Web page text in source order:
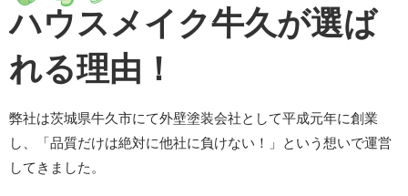
ハウスメイク牛久が選ば
れる理由！
弊社は茨城県牛久市にて外壁塗装会社として平成元年に創業
し、「品質だけは絶対に他社に負けない！」という想いで運営
してきました。